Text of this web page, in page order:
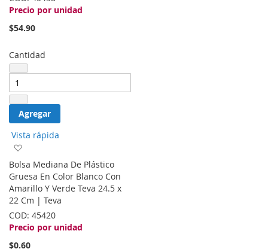
Precio por unidad
$54.90
Cantidad
Agregar
Vista rápida
la
lista
de
deseos
Bolsa Mediana De Plástico
Gruesa En Color Blanco Con
Amarillo Y Verde Teva 24.5 x
22 Cm | Teva
COD: 45420
Precio por unidad
$0.60